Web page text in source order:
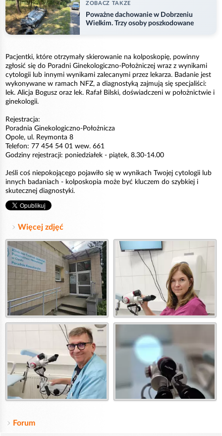
ZOBACZ TAKZE
Poważne dachowanie w Dobrzeniu
Wielkim. Trzy osoby poszkodowane
Pacjentki, które otrzymały skierowanie na kolposkopię, powinny
zgłosić się do Poradni Ginekologiczno-Położniczej wraz z wynikami
cytologii lub innymi wynikami zalecanymi przez lekarza. Badanie jest
wykonywane w ramach NFZ, a diagnostyką zajmują się specjaliści:
lek. Alicja Bogusz oraz lek. Rafał Bilski, doświadczeni w położnictwie i
ginekologii.
Rejestracja:
Poradnia Ginekologiczno-Położnicza
Opole, ul. Reymonta 8
Telefon: 77 454 54 01 wew. 661
Godziny rejestracji: poniedziałek - piątek, 8.30-14.00
Jeśli coś niepokojącego pojawiło się w wynikach Twojej cytologii lub
innych badaniach - kolposkopia może być kluczem do szybkiej i
skutecznej diagnostyki.
Więcej zdjęć
Forum